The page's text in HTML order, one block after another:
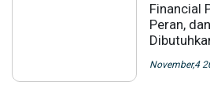
Financial
Peran,
November,4